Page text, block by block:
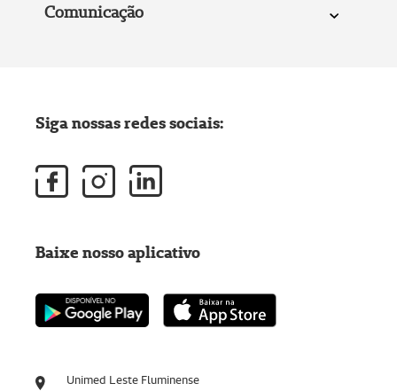
Comunicação
Unimed Leste Fluminense
Siga nossas redes sociais:
Baixe nosso aplicativo